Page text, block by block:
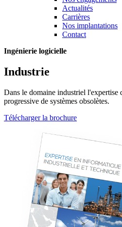
Actualités
Carrières
Nos implantations
Contact
Ingénierie logicielle
Industrie
Dans le domaine industriel l'expertise
progressive de systèmes obsolètes.
Télécharger la brochure